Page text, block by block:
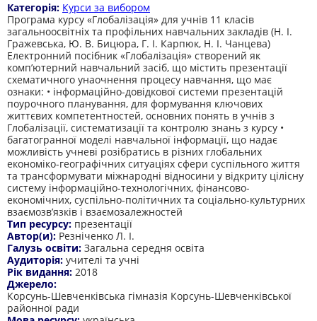
Категорія: Курси за вибором
Програма курсу «Глобалізація» для учнів 11 класів
загальноосвітніх та профільних навчальних закладів (Н. І.
Гражевська, Ю. В. Бицюра, Г. І. Карпюк, Н. І. Чанцева)
Електронний посібник «Глобалізація» створений як
комп’ютерний навчальний засіб, що містить презентації
схематичного унаочнення процесу навчання, що має
ознаки: • інформаційно-довідкової системи презентацій
поурочного планування, для формування ключових
життєвих компетентностей, основних понять в учнів з
Глобалізації, систематизації та контролю знань з курсу •
багатогранної моделі навчальної інформації, що надає
можливість учневі розібратись в різних глобальних
економіко-географічних ситуаціях сфери суспільного життя
та трансформувати міжнародні відносини у відкриту цілісну
систему інформаційно-технологічних, фінансово-
економічних, суспільно-політичних та соціально-культурних
взаємозв’язків і взаємозалежностей
Тип ресурсу: презентації
Автор(и): Резніченко Л. І.
Галузь освіти: Загальна середня освіта
Аудиторія: учителі та учні
Рік видання: 2018
Джерело:
Корсунь-Шевченківська гімназія Корсунь-Шевченківської
районної ради